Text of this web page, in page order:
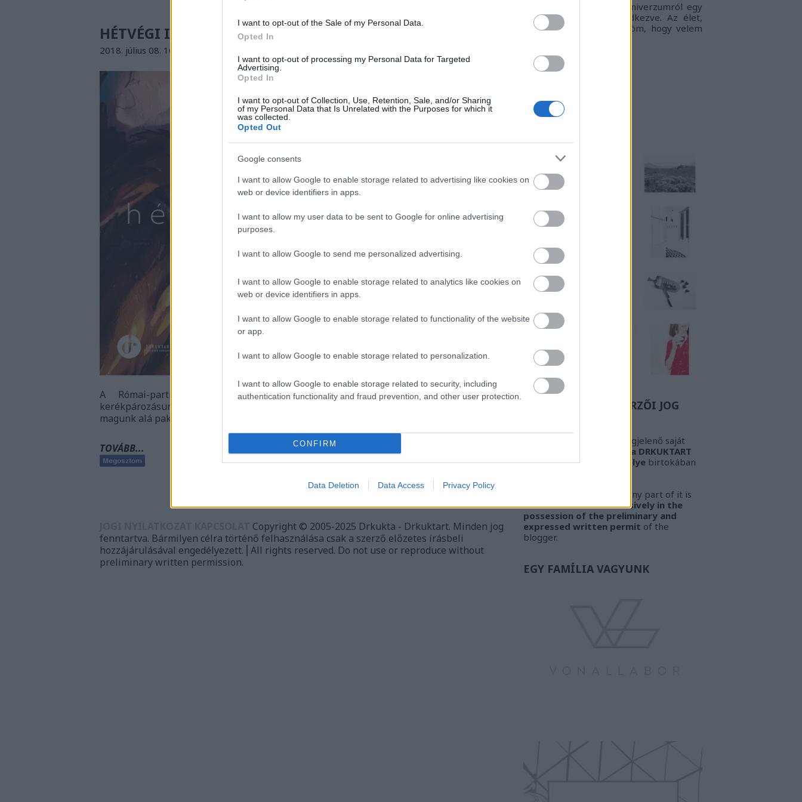
I want to opt-out of the Sale of my Personal Data.
Opted In
I want to opt-out of processing my Personal Data for Targeted
Advertising.
Opted In
I want to opt-out of Collection, Use, Retention, Sale, and/or Sharing
of my Personal Data that Is Unrelated with the Purposes for which it
was collected.
Opted Out
Google consents
I want to allow Google to enable storage related to advertising like cookies on
web or device identifiers in apps.
I want to allow my user data to be sent to Google for online advertising
purposes.
I want to allow Google to send me personalized advertising.
I want to allow Google to enable storage related to analytics like cookies on
web or device identifiers in apps.
I want to allow Google to enable storage related to functionality of the website
or app.
I want to allow Google to enable storage related to personalization.
I want to allow Google to enable storage related to security, including
authentication functionality and fraud prevention, and other user protection.
CONFIRM
Data Deletion Data Access Privacy Policy
HÉTVÉGI INSPIRÁCIÓ #44 < Weekend inspiration #44 >
2018. július 08. 10:01
A Római-partra indultunk szokásos éves, világmegváltó beszélgetéssel teli
kerékpározásunkra, ám valami megmagyarázhatatlan misztikum folytán véletlenül
magunk alá pakoltunk és mögött hagytunk 73 kilométert.
TOVÁBB...
Copyright © 2005-2025 Drkukta - Drkuktart. Minden jog
fenntartva. Bármilyen célra történő felhasználása csak a szerző előzetes írásbeli
hozzájárulásával engedélyezett.⎪All rights reserved. Do not use or reproduce without
preliminary written permission.
nagyvilágban, a táguló univerzumról egy
pillanatra sem megfeledkezve. Az élet,
ahogy én látom.
Köszönöm, hogy velem
DRKUKTA
AZ A BIZONYOS SZERZŐI JOG
FIGYELEM! Az oldalon megjelenő saját
kizárólag a DRKUKTART
előzetes írásbeli engedélye birtokában
This work or any part of it is
allowed to be usedexclusively in the
possession of the preliminary and
expressed written permit of the
blogger.
EGY FAMÍLIA VAGYUNK